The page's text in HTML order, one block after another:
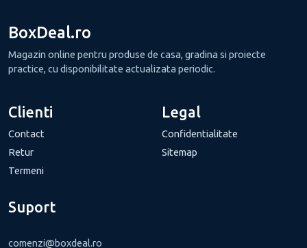
BoxDeal.ro
Magazin online pentru produse de casa, gradina si proiecte
practice, cu disponibilitate actualizata periodic.
Clienti
Contact
Retur
Termeni
Legal
Confidentialitate
Sitemap
Suport
comenzi@boxdeal.ro